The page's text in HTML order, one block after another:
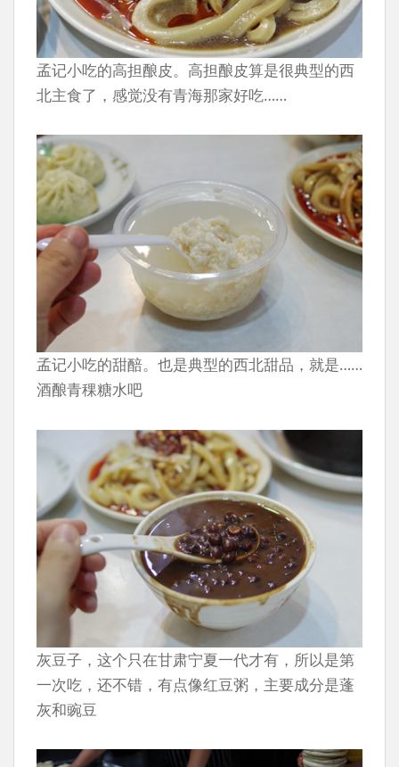
孟记小吃的高担酿皮。高担酿皮算是很典型的西
北主食了，感觉没有青海那家好吃……
孟记小吃的甜醅。也是典型的西北甜品，就是……
酒酿青稞糖水吧
灰豆子，这个只在甘肃宁夏一代才有，所以是第
一次吃，还不错，有点像红豆粥，主要成分是蓬
灰和豌豆